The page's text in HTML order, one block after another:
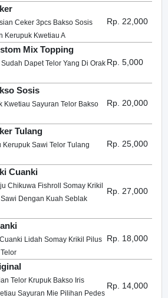
Ceker 3pcs Bakso Sosis
Kerupuk Kwetiau A
Rp. 22,000
Mix Topping
Dapet Telor Yang Di Orak Rp. 5,000
Sosis
Kwetiau Sayuran Telor Bakso
Rp. 20,000
Tulang
Kerupuk Sawi Telor Tulang
Rp. 25,000
Cuanki
Chikuwa Fishroll Somay Krikil
Dengan Kuah Seblak
Rp. 27,000
Lidah Somay Krikil Pilus
Rp. 18,000
Telor Krupuk Bakso Iris
Sayuran Mie Pilihan Pedes
Rp. 14,000